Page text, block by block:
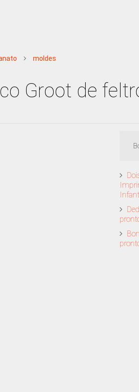
moldes
Groot de